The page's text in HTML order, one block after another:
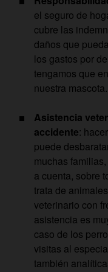
el seguro de
cubre las
daños que
los gastos por
tengamos que
nuestra mascota.
Asistencia
accidente:
puede
muchas
a cuenta, sobre
trata de
veterinario con
asistencia es
caso de los
visitas al
también